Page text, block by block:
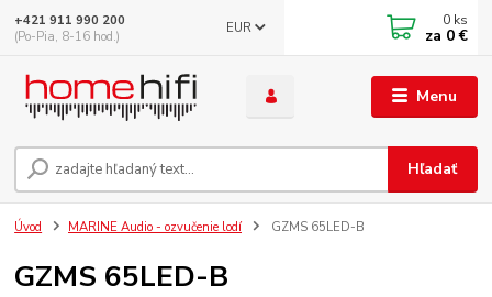
Menu
EUR
Hľadať
+421 911 990 200
(Po-Pia, 8-16 hod.)
0 ks
za 0 €
Úvod MARINE Audio - ozvučenie lodí GZMS 65LED-B
GZMS 65LED-B